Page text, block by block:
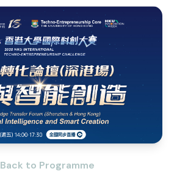
Back to Programme